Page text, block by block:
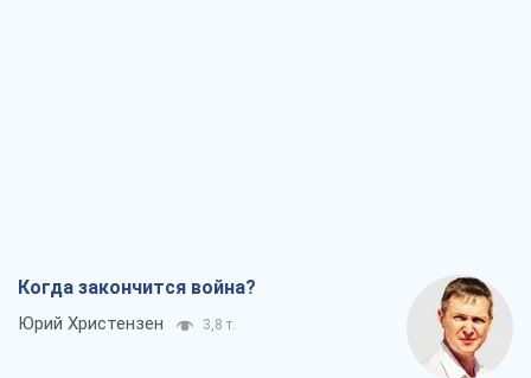
Когда закончится война?
Юрий Христензен 3,8 т.